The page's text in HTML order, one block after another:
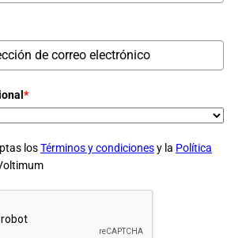
*
losTérminos y condicionesy la Política